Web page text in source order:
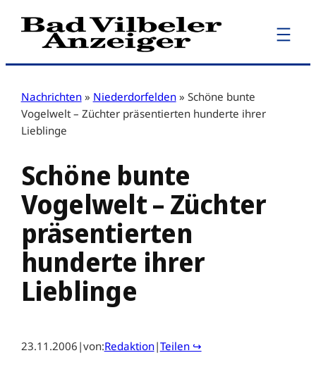
Zum
Inhalt
Nachrichten » Niederdorfelden » Schöne bunte
Vogelwelt – Züchter präsentierten hunderte ihrer
Lieblinge
Schöne bunte
Vogelwelt – Züchter
präsentierten
hunderte ihrer
Lieblinge
23.11.2006 |von:Redaktion|Teilen ↪